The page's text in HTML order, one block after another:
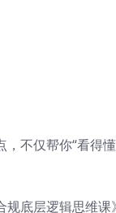
不仅帮你“看得
底层逻辑思维